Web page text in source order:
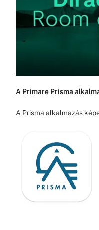
A Primare Prisma
A Prisma alkalmazás